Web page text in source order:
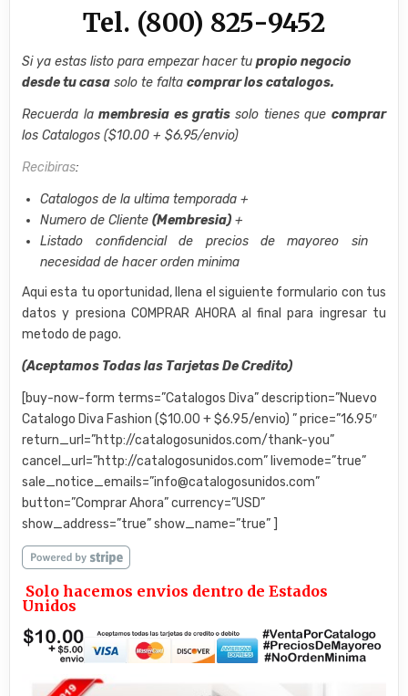
Tel. (800) 825-9452
Si ya estas listo para empezar hacer tupropio negocio
desde tu casa solo te faltacomprar los catalogos.
Recuerda lamembresia es gratis solo tienes que comprar
los Catalogos ($10.00 + $6.95/envio)
Recibiras:
Catalogos de la ultima temporada +
Numero de Cliente(Membresia) +
Listado confidencial de precios de mayoreo sin
necesidad de hacer orden minima
Aqui esta tu oportunidad, llena el siguiente formulario con tus
datos y presiona COMPRAR AHORA al final para ingresar tu
metodo de pago.
(Aceptamos Todas las Tarjetas De Credito)
[buy-now-form terms=”Catalogos Diva” description=”Nuevo
Catalogo Diva Fashion ($10.00 + $6.95/envio) ” price=”16.95″
return_url=”http://catalogosunidos.com/thank-you”
cancel_url=”http://catalogosunidos.com” livemode=”true”
sale_notice_emails=”info@catalogosunidos.com”
button=”Comprar Ahora” currency=”USD”
show_address=”true” show_name=”true” ]
Solo hacemos envios dentro de Estados
Unidos